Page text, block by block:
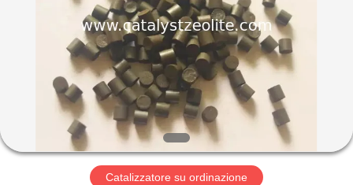
PRODOTTI
CIRCA
GIRO
Catalizzatore su ordinazione